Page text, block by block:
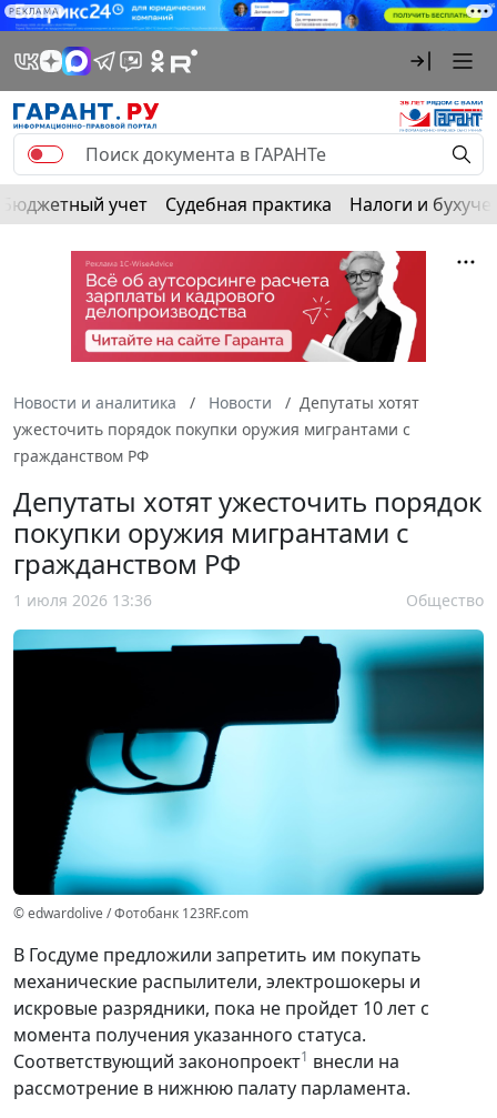
РЕКЛАМА
Бюджетный учет Судебная практика Налоги и
Новости и аналитика Новости
Депутаты хотят
ужесточить порядок покупки оружия мигрантами с
гражданством РФ
Депутаты хотят ужесточить порядок
покупки оружия мигрантами с
гражданством РФ
1 июля 2026 13:36 Общество
© edwardolive / Фотобанк 123RF.com
В Госдуме предложили запретить им покупать
механические распылители, электрошокеры и
искровые разрядники, пока не пройдет 10 лет с
момента получения указанного статуса.
Соответствующий законопроект1 внесли на
рассмотрение в нижнюю палату парламента.